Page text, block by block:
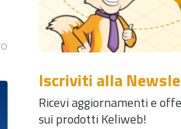
Iscriviti alla
Ricevi aggiornamenti e
sui prodotti Keliweb!